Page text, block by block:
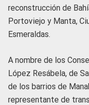
reconstrucción de
Portoviejo y Manta,
Esmeraldas.
A nombre de los
López Resábela, de
de los barrios de
representante de